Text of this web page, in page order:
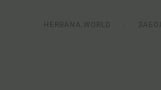
HERBANA.WORLD